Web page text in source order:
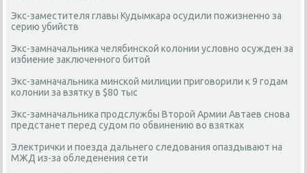
Экс-заместителя главы Кудымкара осудили пожизненно за
серию убийств
Экс-замначальника челябинской колонии условно осужден за
избиение заключенного битой
Экс-замначальника минской милиции приговорили к 9 годам
колонии за взятку в $80 тыс
Экс-замначальника продслужбы Второй Армии Автаев снова
предстанет перед судом по обвинению во взятках
Электрички и поезда дальнего следования опаздывают на
МЖД из-за обледенения сети